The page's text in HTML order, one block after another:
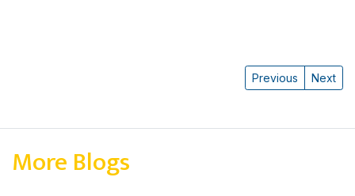
Previous Next
More Blogs